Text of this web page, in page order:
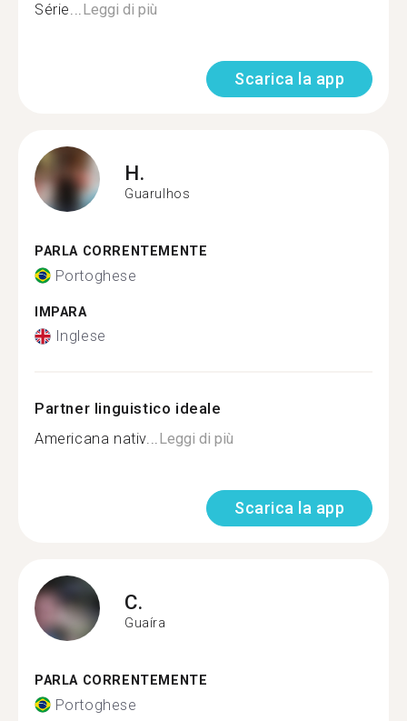
Série...Leggi di più
Scarica la app
H.
Guarulhos
PARLA CORRENTEMENTE
Portoghese
IMPARA
Inglese
Partner linguistico ideale
Americana nativ...Leggi di più
Scarica la app
C.
Guaíra
PARLA CORRENTEMENTE
Portoghese